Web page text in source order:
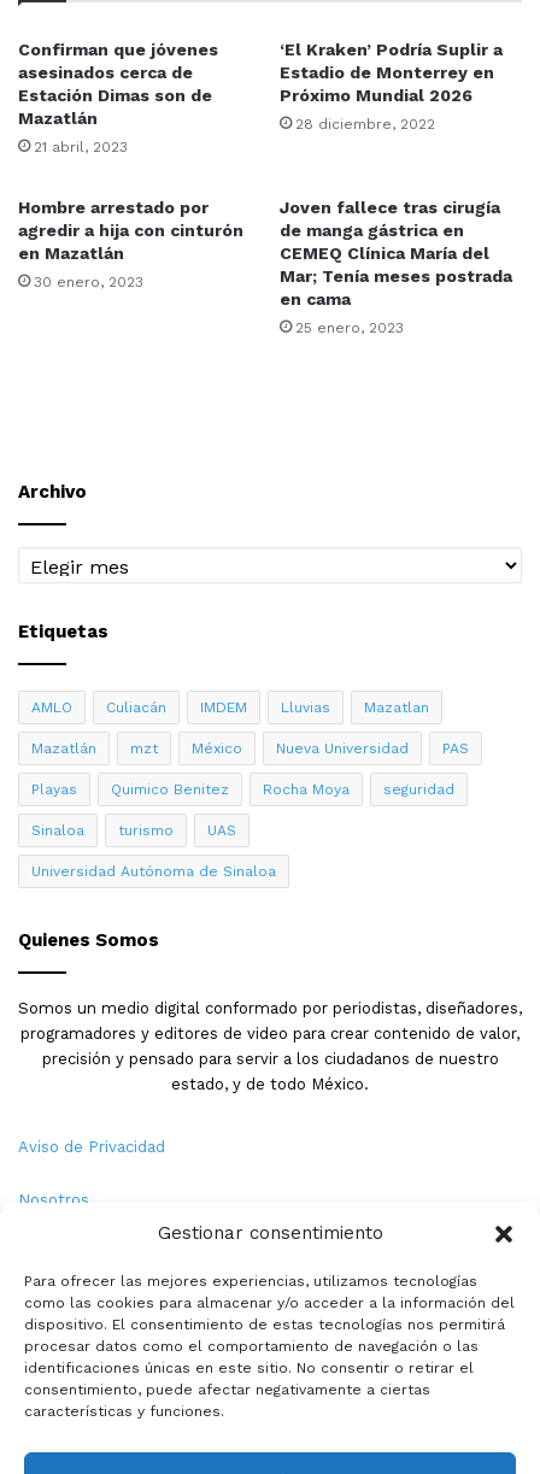
Gestionar consentimiento
Para ofrecer las mejores experiencias, utilizamos tecnologías
como las cookies para almacenar y/o acceder a la información del
dispositivo. El consentimiento de estas tecnologías nos permitirá
procesar datos como el comportamiento de navegación o las
identificaciones únicas en este sitio. No consentir o retirar el
consentimiento, puede afectar negativamente a ciertas
características y funciones.
Confirman que jóvenes
asesinados cerca de
Estación Dimas son de
Mazatlán
21 abril, 2023
‘El Kraken’ Podría Suplir a
Estadio de Monterrey en
Próximo Mundial 2026
28 diciembre, 2022
Hombre arrestado por
agredir a hija con cinturón
en Mazatlán
30 enero, 2023
Joven fallece tras cirugía
de manga gástrica en
CEMEQ Clínica María del
Mar; Tenía meses postrada
en cama
25 enero, 2023
Archivo
Archivo
Etiquetas
AMLO Culiacán IMDEM Lluvias Mazatlan
Mazatlán mzt México Nueva Universidad PAS
Playas Quimico Benitez Rocha Moya seguridad
Sinaloa turismo UAS
Universidad Autónoma de Sinaloa
Quienes Somos
Somos un medio digital conformado por periodistas, diseñadores,
programadores y editores de video para crear contenido de valor,
precisión y pensado para servir a los ciudadanos de nuestro
estado, y de todo México.
Aviso de Privacidad
Nosotros
Política de Cookies
Contacto